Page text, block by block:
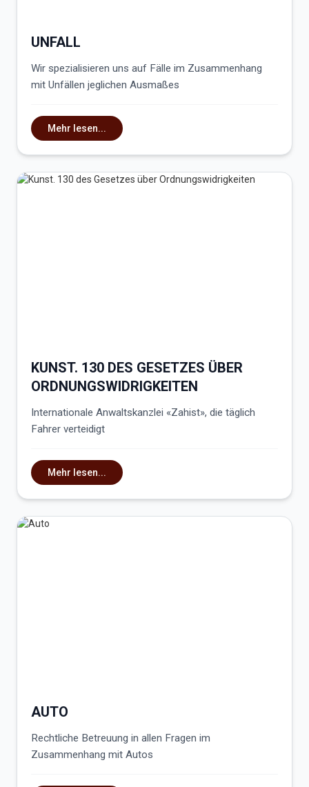
UNFALL
Wir spezialisieren uns auf Fälle im Zusammenhang
mit Unfällen jeglichen Ausmaßes
Mehr lesen...
KUNST. 130 DES GESETZES ÜBER
ORDNUNGSWIDRIGKEITEN
Internationale Anwaltskanzlei «Zahist», die täglich
Fahrer verteidigt
Mehr lesen...
AUTO
Rechtliche Betreuung in allen Fragen im
Zusammenhang mit Autos